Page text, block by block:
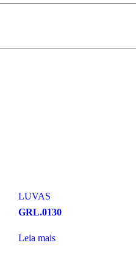
LUVAS
GRL.0130
Leia mais